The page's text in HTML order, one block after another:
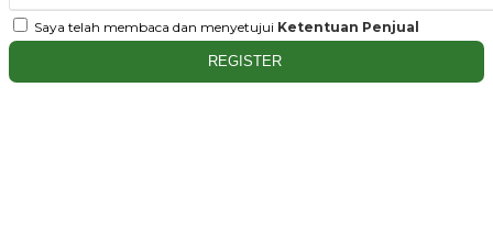
Saya telah membaca dan menyetujui Ketentuan Penjual
REGISTER